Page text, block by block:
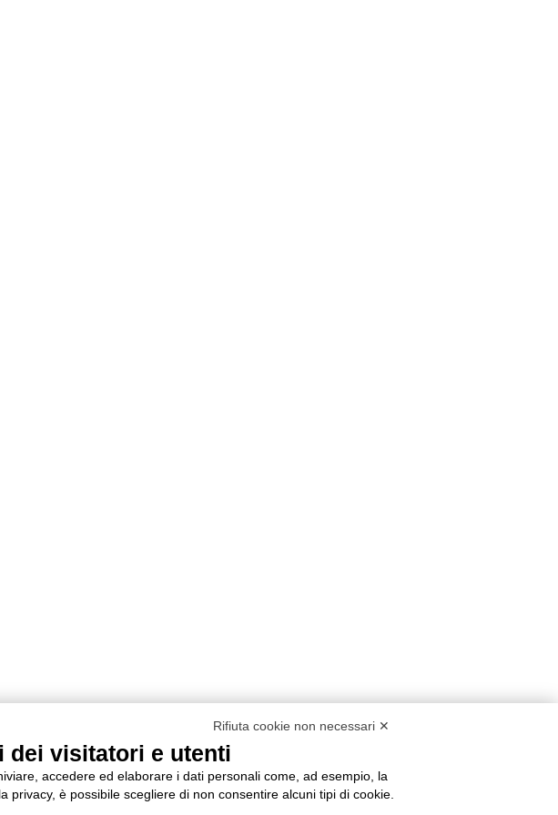
Rifiuta cookie non necessari ✕
dei visitatori e utenti
accedere ed elaborare i dati personali come, ad esempio, la
è possibile scegliere di non consentire alcuni tipi di cookie.